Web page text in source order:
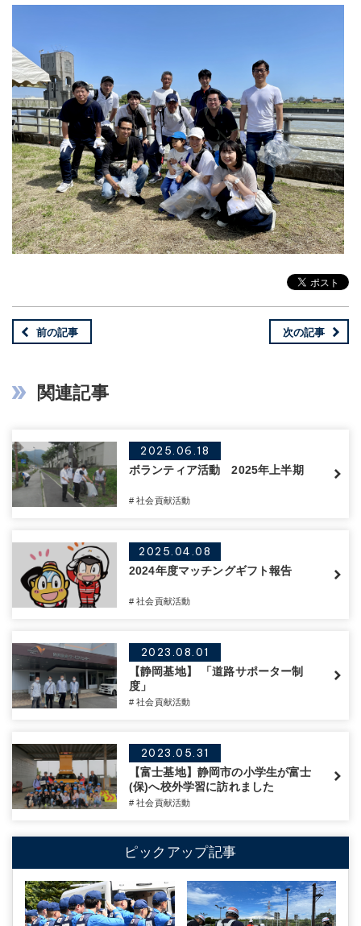
前の記事 次の記事
関連記事
2025.06.18
ボランティア活動 2025年上半期
# 社会貢献活動
2025.04.08
2024年度マッチングギフト報告
# 社会貢献活動
2023.08.01
【静岡基地】 「道路サポーター制
度」
# 社会貢献活動
2023.05.31
【富士基地】静岡市の小学生が富士
(保)へ校外学習に訪れました
# 社会貢献活動
ピックアップ記事